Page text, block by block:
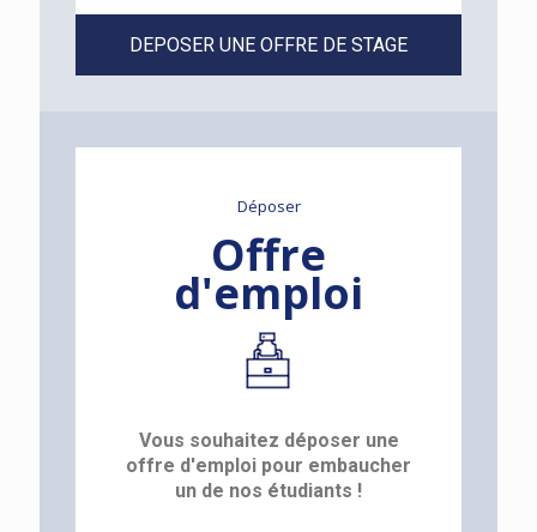
DEPOSER UNE OFFRE DE STAGE
Déposer
Offre
d'emploi
Vous souhaitez déposer une
offre d'emploi pour embaucher
un de nos étudiants !